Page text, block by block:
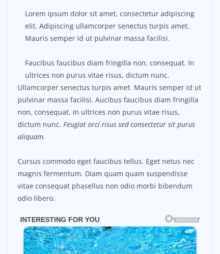
Lorem ipsum dolor sit amet, consectetur adipiscing
elit. Adipiscing ullamcorper senectus turpis amet.
Mauris semper id ut pulvinar massa facilisi.
Faucibus faucibus diam fringilla non, consequat. In
ultrices non purus vitae risus, dictum nunc.
Ullamcorper senectus turpis amet. Mauris semper id ut
pulvinar massa facilisi. Aucibus faucibus diam fringilla
non, consequat. In ultrices non purus vitae risus,
dictum nunc. Feugiat orci risus sed consectetur sit purus
aliquam.
Cursus commodo eget faucibus tellus. Eget netus nec
magnis fermentum. Diam quam quam suspendisse
vitae consequat phasellus non odio morbi bibendum
odio libero.